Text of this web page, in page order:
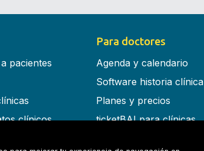
pacientes
clínicos
Para doctores
Agenda y calendario
Software historia clínica
Planes y precios
ticketBAI para clínicas